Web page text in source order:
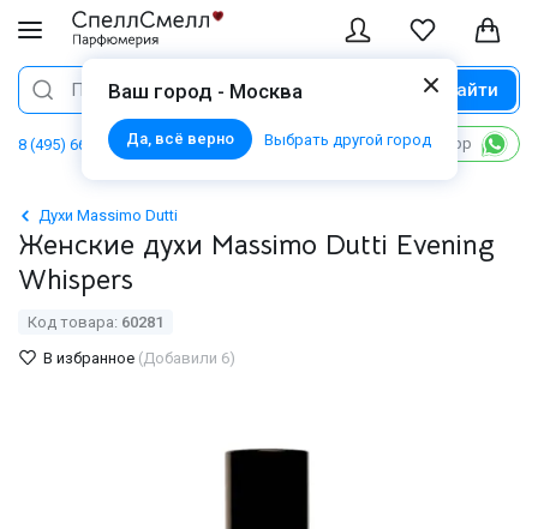
Ваш город - Москва
Да, всё верно Выбрать другой город
Поиск Найти
8 (495) 668 06 02 Написать в WhatsApp
Духи Massimo Dutti
Женские духи Massimo Dutti Evening
Whispers
Код товара: 60281
В избранное (Добавили 6)